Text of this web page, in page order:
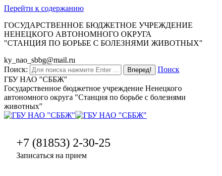
Перейти к содержанию
ГОСУДАРСТВЕННОЕ БЮДЖЕТНОЕ УЧРЕЖДЕНИЕ
НЕНЕЦКОГО АВТОНОМНОГО ОКРУГА
"СТАНЦИЯ ПО БОРЬБЕ С БОЛЕЗНЯМИ ЖИВОТНЫХ"
ky_nao_sbbg@mail.ru
Поиск:
Поиск
ГБУ НАО "СББЖ"
Государственное бюджетное учреждение Ненецкого
автономного округа "Станция по борьбе с болезнями
животных"
+7 (81853) 2-30-25
Записаться на прием